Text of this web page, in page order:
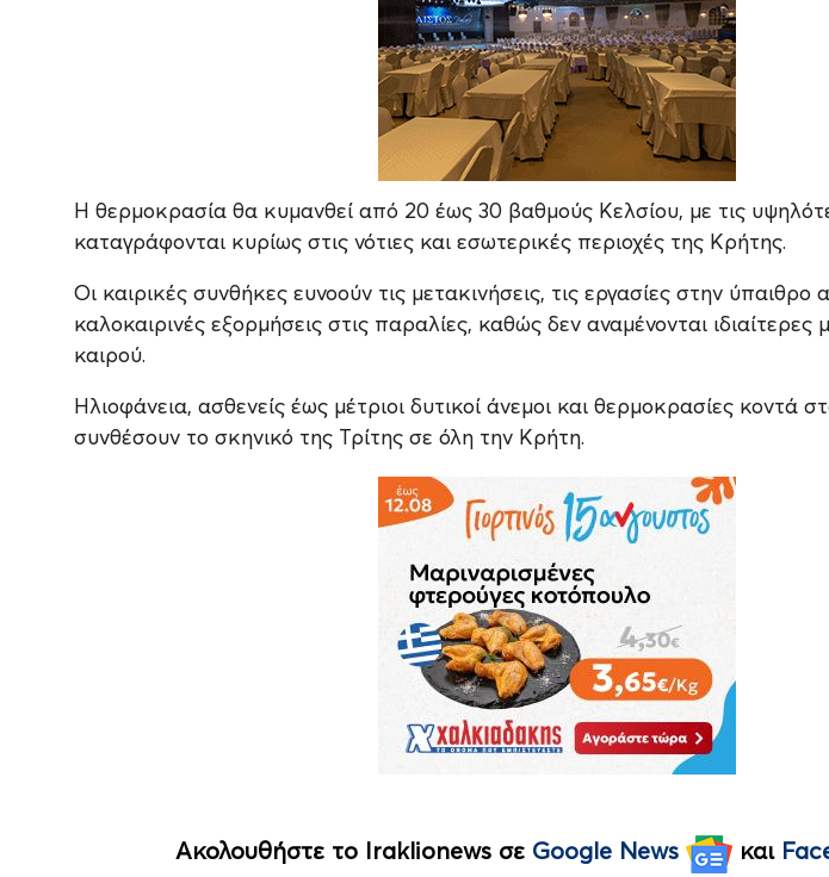
Η θερμοκρασία θα κυμανθεί από 20 έως 30 βαθμούς Κελσίου, με τις
καταγράφονται κυρίως στις νότιες και εσωτερικές περιοχές της Κρήτης.
Οι καιρικές συνθήκες ευνοούν τις μετακινήσεις, τις εργασίες στην ύπαιθρο
καλοκαιρινές εξορμήσεις στις παραλίες, καθώς δεν αναμένονται ιδιαίτερες
καιρού.
Ηλιοφάνεια, ασθενείς έως μέτριοι δυτικοί άνεμοι και θερμοκρασίες κοντά
συνθέσουν το σκηνικό της Τρίτης σε όλη την Κρήτη.
Ακολουθήστε το Iraklionews σε Google News και